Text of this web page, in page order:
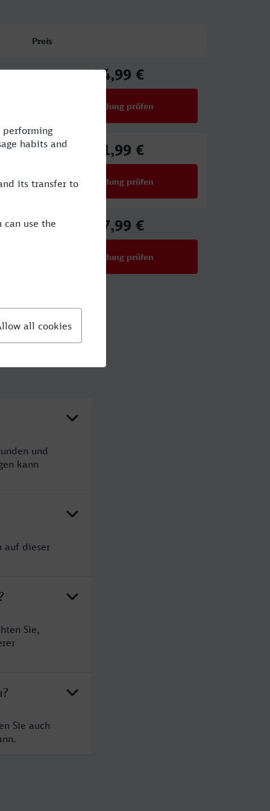
Preis
34,99 €
Verbindung prüfen
21,99 €
Verbindung prüfen
27,99 €
Verbindung prüfen
und
kann
auf dieser
Sie,
Sie auch